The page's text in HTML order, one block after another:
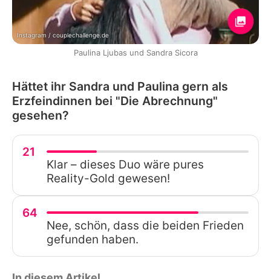
Instagram / couplechallenge.de
Paulina Ljubas und Sandra Sicora
Hättet ihr Sandra und Paulina gern als
Erzfeindinnen bei "Die Abrechnung"
gesehen?
21
Klar – dieses Duo wäre pures
Reality-Gold gewesen!
64
Nee, schön, dass die beiden Frieden
gefunden haben.